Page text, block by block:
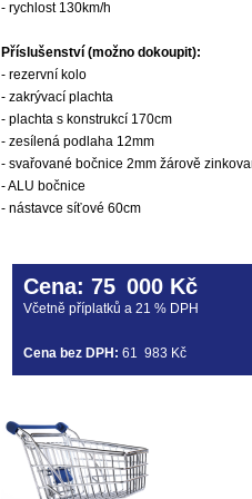
- rychlost 130km/h
Příslušenství (možno dokoupit):
- rezervní kolo
- zakrývací plachta
- plachta s konstrukcí 170cm
- zesílená podlaha 12mm
- svařované bočnice 2mm žárově
- ALU bočnice
- nástavce síťové 60cm
Cena: 75 000 Kč
Včetně příplatků a 21 % DPH
Cena bez DPH: 61 983 Kč